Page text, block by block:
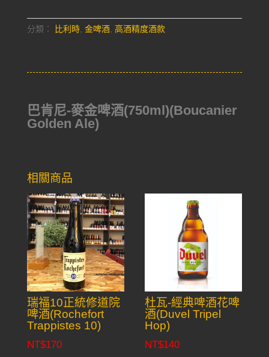
分類： 比利時, 金啤酒, 高酒精度酒款
巴肯尼-麥金啤酒(750ml)(Boucanier
Golden Ale)
相關商品
瑞福10正統修道院
啤酒(Rochefort
Trappistes 10)
NT$170
杜瓦-經典啤酒花啤
酒(Duvel Tripel
Hop)
NT$140